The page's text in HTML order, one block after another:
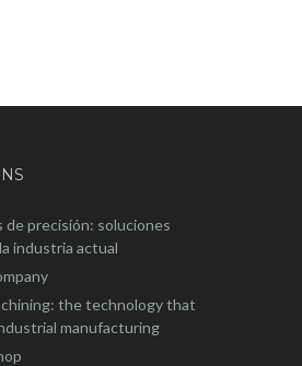
de precisión: soluciones
industria actual
the technology that
manufacturing